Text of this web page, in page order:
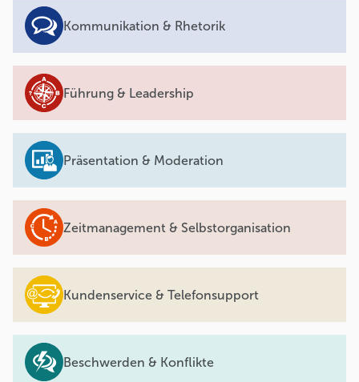
Kommunikation & Rhetorik
Führung & Leadership
Präsentation & Moderation
Zeitmanagement & Selbstorganisation
Kundenservice & Telefonsupport
Beschwerden & Konflikte